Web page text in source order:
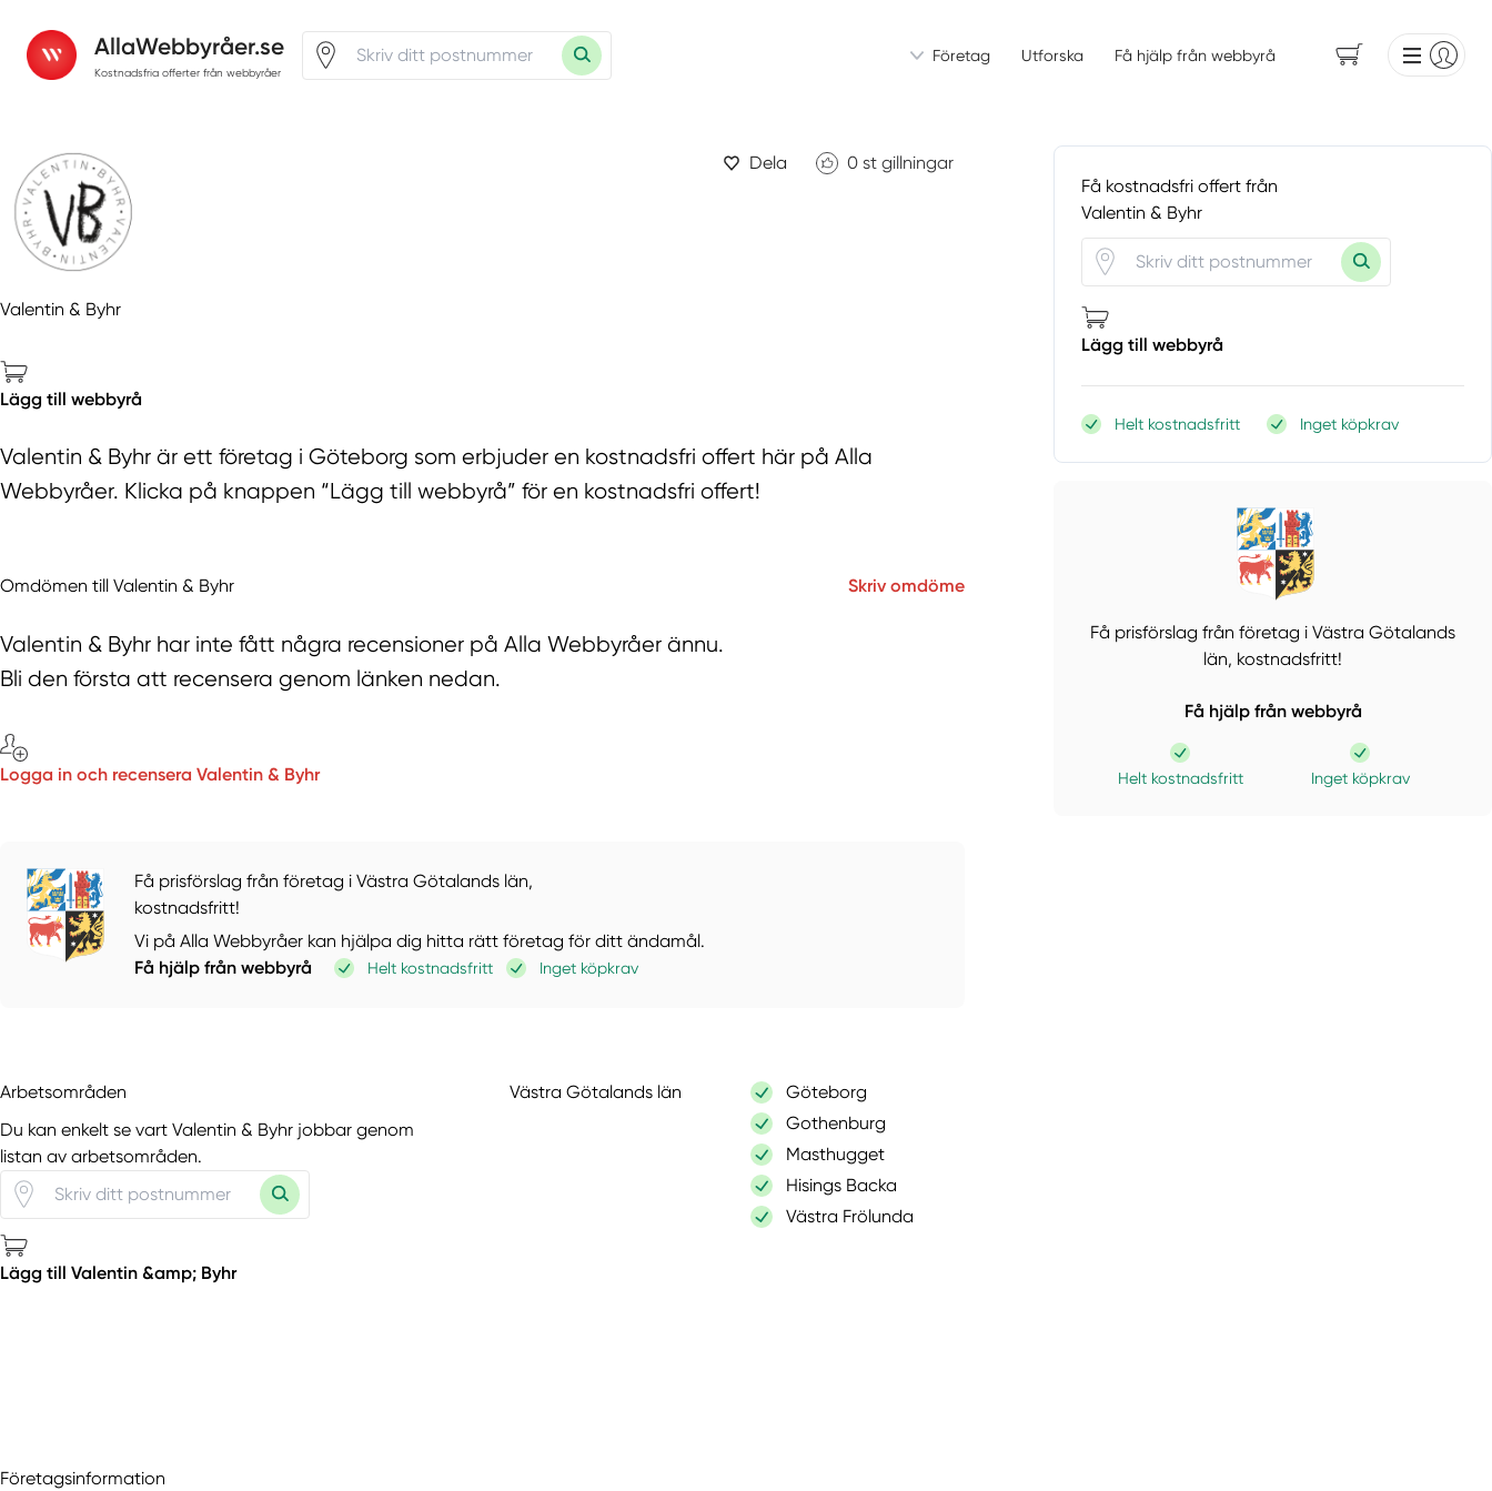
AllaWebbyråer.se
Kostnadsfria offerter från webbyråer
Företag Utforska Få hjälp från webbyrå
Dela 0 st gillningar
Valentin & Byhr
Lägg till webbyrå
Valentin & Byhr är ett företag i Göteborg som erbjuder en kostnadsfri offert här på Alla
Webbyråer. Klicka på knappen “Lägg till webbyrå” för en kostnadsfri offert!
Omdömen till Valentin & Byhr Skriv omdöme
Valentin & Byhr har inte fått några recensioner på Alla Webbyråer ännu.
Bli den första att recensera genom länken nedan.
Logga in och recensera Valentin & Byhr
Få prisförslag från företag i Västra Götalands län,
kostnadsfritt!
Vi på Alla Webbyråer kan hjälpa dig hitta rätt företag för ditt ändamål.
Få hjälp från webbyrå
Helt kostnadsfritt Inget köpkrav
Arbetsområden
Du kan enkelt se vart Valentin & Byhr jobbar genom
listan av arbetsområden.
Lägg till Valentin &amp; Byhr
Västra Götalands län
Göteborg
Gothenburg
Masthugget
Hisings Backa
Västra Frölunda
Företagsinformation
Få kostnadsfri offert från
Valentin & Byhr
Lägg till webbyrå
Helt kostnadsfritt Inget köpkrav
Få prisförslag från företag i Västra Götalands
län, kostnadsfritt!
Få hjälp från webbyrå
Helt kostnadsfritt Inget köpkrav